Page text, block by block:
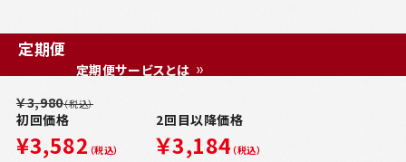
定期便
定期便サービスとは
￥3,980（税込）
初回価格
¥3,582 （税込）
2回目以降価格
￥3,184 （税込）